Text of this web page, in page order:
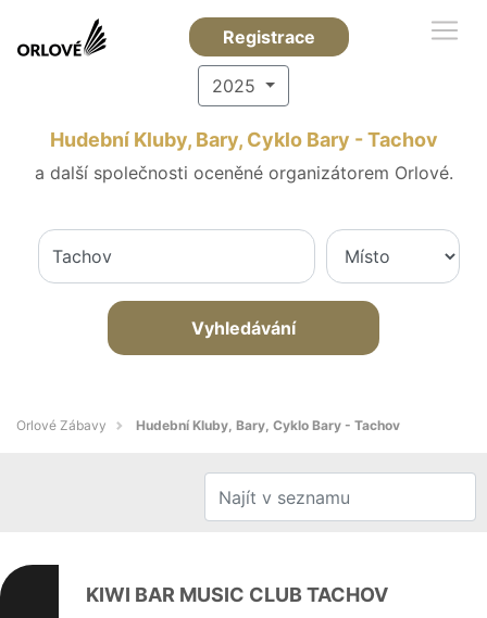
Registrace
2025
Hudební Kluby, Bary, Cyklo Bary - Tachov
a další společnosti oceněné organizátorem Orlové.
Vyhledávání
Orlové Zábavy Hudební Kluby, Bary, Cyklo Bary - Tachov
KIWI BAR MUSIC CLUB TACHOV